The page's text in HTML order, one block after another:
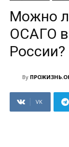
Можно
ОСАГО
России?
By
VK